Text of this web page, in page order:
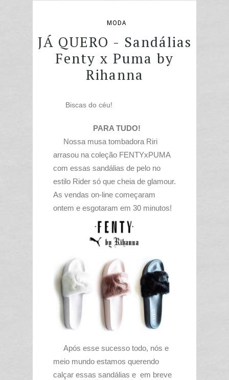
MODA
JÁ QUERO - Sandálias
Fenty x Puma by
Rihanna
Biscas do céu!
PARA TUDO!
Nossa musa tombadora Riri
arrasou na coleção FENTYxPUMA
com essas sandálias de pelo no
estilo Rider só que cheia de glamour.
As vendas on-line começaram
ontem e esgotaram em 30 minutos!
Após esse sucesso todo, nós e
meio mundo estamos querendo
calçar essas sandálias e em breve